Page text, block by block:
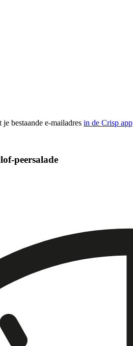
bestaande e-mailadres in de Crisp app
peersalade